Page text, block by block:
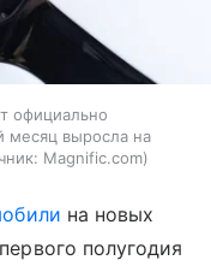
официально
месяц выросла на
Magnific.com
на новых
полугодия